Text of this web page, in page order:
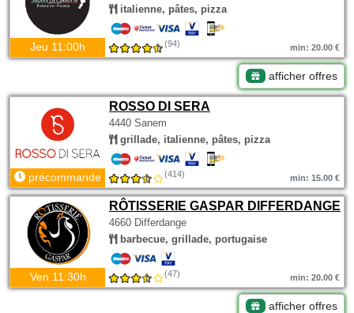
italienne, pâtes, pizza
Jeu 11:00h (94) min: 20.00 €
afficher offres
ROSSO DI SERA
4440 Sanem
grillade, italienne, pâtes, pizza
précommande (414) min: 15.00 €
RÔTISSERIE GASPAR DIFFERDANGE
4660 Differdange
barbecue, grillade, portugaise
Ven 11:30h (47) min: 20.00 €
afficher offres